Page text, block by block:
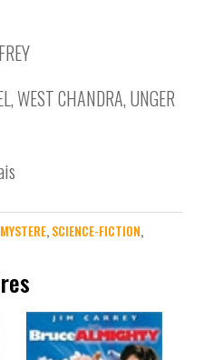
WEST CHANDRA, UNGER
MYSTERE,SCIENCE-FICTION,